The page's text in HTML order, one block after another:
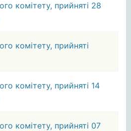
комітету, прийняті 28
комітету, прийняті
комітету, прийняті 14
комітету, прийняті 07